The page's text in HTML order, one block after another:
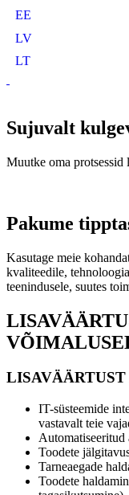
EE
LV
LT
Sujuvalt
Muutke oma protsessid
Pakume
Kasutage meie
kvaliteedile,
teenindusele, suutes
IT-süsteemide
vastavalt teie
Automatiseeritud
Toodete
Tarneaegade
Toodete